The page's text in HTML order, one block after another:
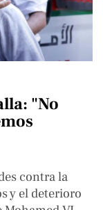
"No
contra la
y el deterioro